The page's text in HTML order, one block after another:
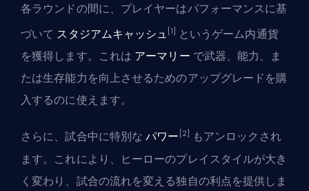
各ラウンドの間に、プレイヤーはパフォーマンスに基
づいて スタジアムキャッシュ [1]
というゲーム内通貨
を獲得します。これは アーマリー で武器、能力、ま
たは生存能力を向上させるためのアップグレードを購
入するのに使えます。
さらに、試合中に特別なパワー [2]
もアンロックされ
ます。これにより、ヒーローのプレイスタイルが大き
く変わり、試合の流れを変える独自の利点を提供しま